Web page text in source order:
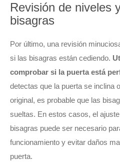
Revisión de niveles
bisagras
Por último, una revisión
si las bisagras están cediendo.
comprobar si la puerta está
detectas que la puerta se inclina
original, es probable que las
sueltas. En estos casos, el
bisagras puede ser necesario
funcionamiento y evitar daños
puerta.